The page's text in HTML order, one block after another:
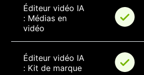
Éditeur vidéo IA
: Médias en
vidéo
Éditeur vidéo IA
: Kit de marque